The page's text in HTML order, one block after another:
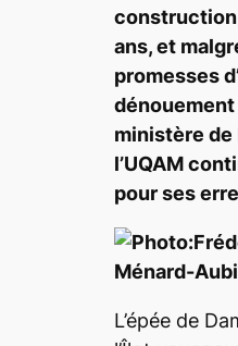
ans, et
promesses
dénouement
ministère de
l’UQAM
pour ses
L’épée de